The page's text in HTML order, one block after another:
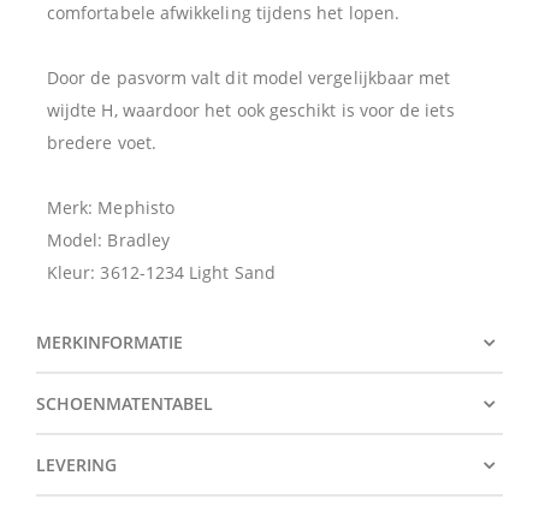
comfortabele afwikkeling tijdens het lopen.
Door de pasvorm valt dit model vergelijkbaar met
wijdte H, waardoor het ook geschikt is voor de iets
bredere voet.
Merk: Mephisto
Model: Bradley
Kleur: 3612-1234 Light Sand
MERKINFORMATIE
SCHOENMATENTABEL
LEVERING